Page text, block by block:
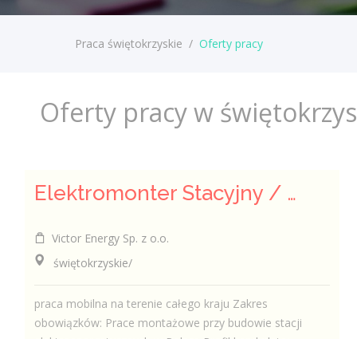
Praca świętokrzyskie / Oferty pracy
Oferty pracy w
Elektromonter Stacyjny / Elektromonterka Stacyjna (K/M)
Victor Energy Sp. z o.o.
świętokrzyskie/
praca mobilna na terenie całego kraju Zakres
obowiązków: Prace montażowe przy budowie stacji